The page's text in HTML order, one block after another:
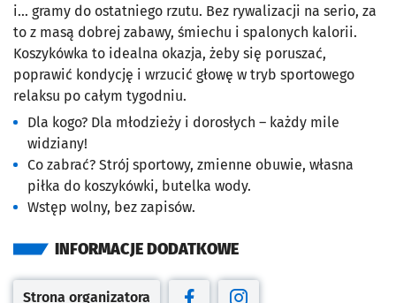
i… gramy do ostatniego rzutu. Bez rywalizacji na serio, za
to z masą dobrej zabawy, śmiechu i spalonych kalorii.
Koszykówka to idealna okazja, żeby się poruszać,
poprawić kondycję i wrzucić głowę w tryb sportowego
relaksu po całym tygodniu.
Dla kogo? Dla młodzieży i dorosłych – każdy mile
widziany!
Co zabrać? Strój sportowy, zmienne obuwie, własna
piłka do koszykówki, butelka wody.
Wstęp wolny, bez zapisów.
INFORMACJE DODATKOWE
Strona organizatora